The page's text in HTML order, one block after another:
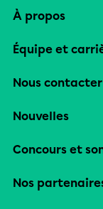
À propos
Équipe et
Nous contacter
Nouvelles
Concours et
Nos